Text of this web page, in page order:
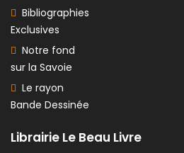
Bibliographies
Exclusives
Notre fond
sur la Savoie
Le rayon
Bande Dessinée
Librairie Le Beau Livre